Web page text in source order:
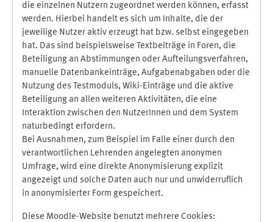
die einzelnen Nutzern zugeordnet werden können, erfasst
werden. Hierbei handelt es sich um Inhalte, die der
jeweilige Nutzer aktiv erzeugt hat bzw. selbst eingegeben
hat. Das sind beispielsweise Textbeiträge in Foren, die
Beteiligung an Abstimmungen oder Aufteilungsverfahren,
manuelle Datenbankeinträge, Aufgabenabgaben oder die
Nutzung des Testmoduls, Wiki-Einträge und die aktive
Beteiligung an allen weiteren Aktivitäten, die eine
Interaktion zwischen den NutzerInnen und dem System
naturbedingt erfordern.
Bei Ausnahmen, zum Beispiel im Falle einer durch den
verantwortlichen Lehrenden angelegten anonymen
Umfrage, wird eine direkte Anonymisierung explizit
angezeigt und solche Daten auch nur und unwiderruflich
in anonymisierter Form gespeichert.
Diese Moodle-Website benutzt mehrere Cookies: